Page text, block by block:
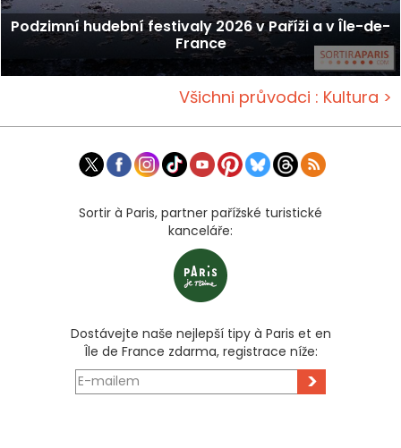
Podzimní hudební festivaly 2026 v Paříži a v Île-de-
France
Všichni průvodci : Kultura >
Sortir à Paris, partner pařížské turistické
kanceláře:
Dostávejte naše nejlepší tipy à Paris et en
Île de France zdarma, registrace níže:
>